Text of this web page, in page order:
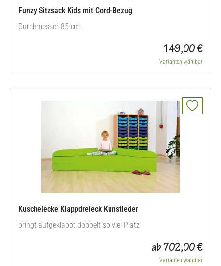
Funzy Sitzsack Kids mit Cord-Bezug
Durchmesser 85 cm
149,00 €
Varianten wählbar
Kuschelecke Klappdreieck Kunstleder
bringt aufgeklappt doppelt so viel Platz
ab 702,00 €
Varianten wählbar